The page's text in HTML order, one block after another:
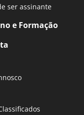
ser assinante
e Formação